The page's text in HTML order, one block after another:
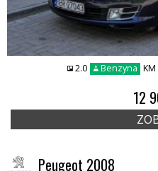
2.0 Benzyna
12
Peugeot 2008